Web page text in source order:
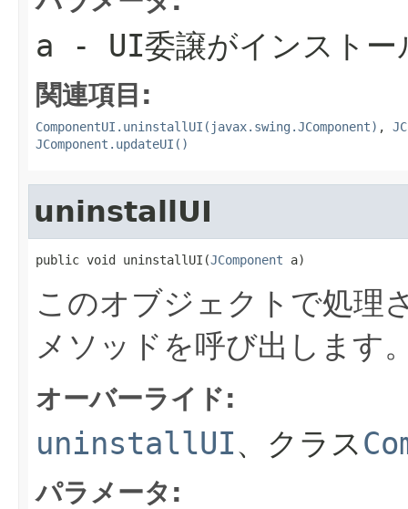
a - UI委譲がインストー
関連項目:
ComponentUI.uninstallUI(javax.swing.JComponent) ,
JComponent.updateUI()
uninstallUI
public void uninstallUI(JComponent a)
このオブジェクトで処理
メソッドを呼び出します
オーバーライド:
uninstallUI、クラス
パラメータ: